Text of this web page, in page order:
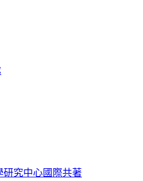
研究中心國際共著